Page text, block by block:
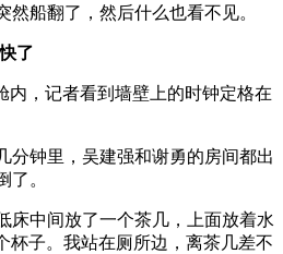
然船翻了，然后什么也看不见。
了
，记者看到墙壁上的时钟定格在
钟里，吴建强和谢勇的房间都出
了。
中间放了一个茶几，上面放着水
杯子。我站在厕所边，离茶几差不